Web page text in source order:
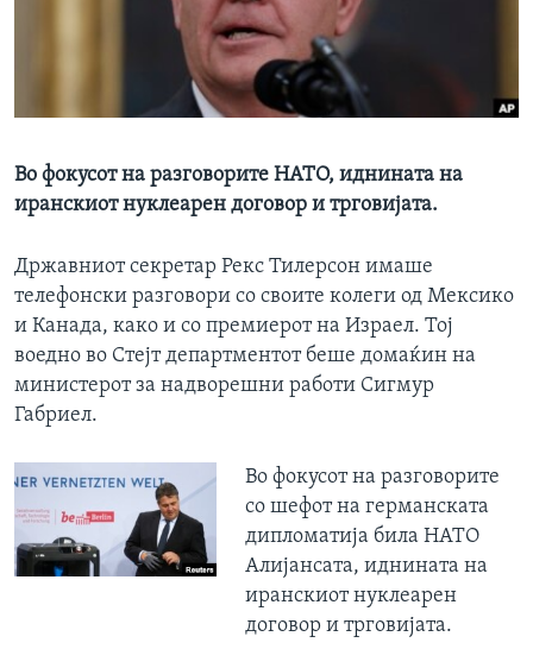
Во фокусот на разговорите НАТО, иднината на
иранскиот нуклеарен договор и трговијата.
Државниот секретар Рекс Тилерсон имаше
телефонски разговори со своите колеги од Мексико
и Канада, како и со премиерот на Израел. Тој
воедно во Стејт департментот беше домаќин на
министерот за надворешни работи Сигмур
Габриел.
Во фокусот на разговорите
со шефот на германската
дипломатија била НАТО
Алијансата, иднината на
иранскиот нуклеарен
договор и трговијата.